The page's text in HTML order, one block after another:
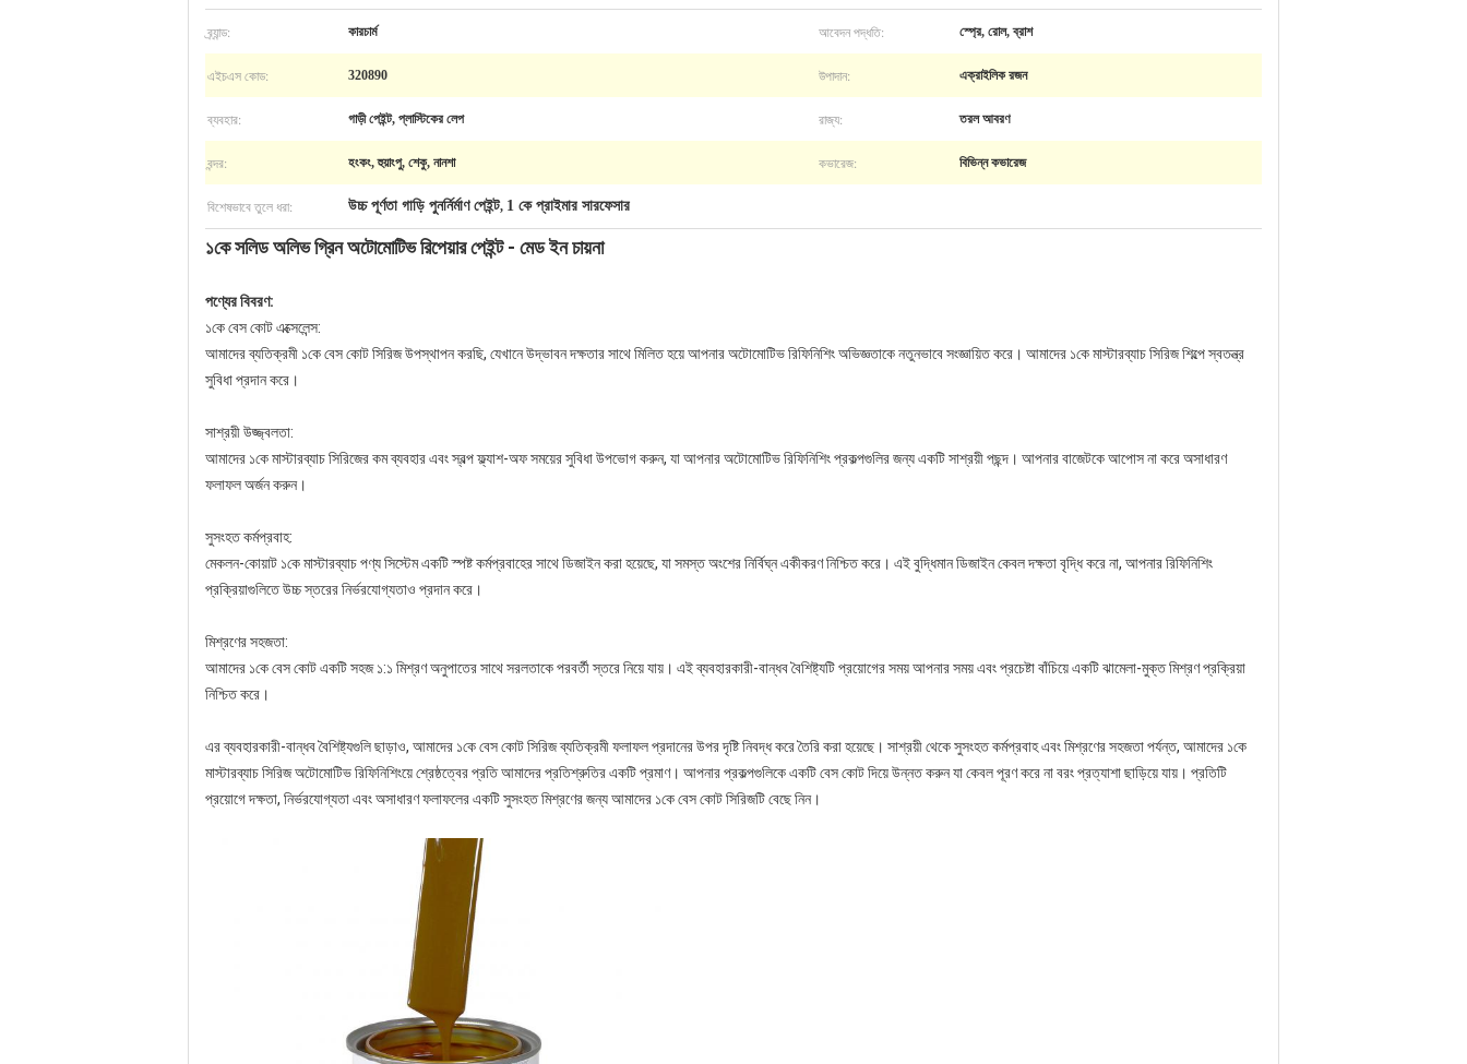
ব্র্যান্ড: কারচার্ম আবেদন পদ্ধতি: স্প্রে, রোল, ব্রাশ
এইচএস কোড: 320890 উপাদান: এক্রাইলিক রজন
ব্যবহার: গাড়ী পেইন্ট, প্লাস্টিকের লেপ রাজ্য: তরল আবরণ
বন্দর: হংকং, হুয়াংপু, শেকু, নানশা কভারেজ: বিভিন্ন কভারেজ
বিশেষভাবে তুলে ধরা: উচ্চ পূর্ণতা গাড়ি পুনর্নির্মাণ পেইন্ট, 1 কে প্রাইমার সারফেসার
১কে সলিড অলিভ গ্রিন অটোমোটিভ রিপেয়ার পেইন্ট - মেড ইন চায়না
পণ্যের বিবরণ:
১কে বেস কোট এক্সেলেন্স:
আমাদের ব্যতিক্রমী ১কে বেস কোট সিরিজ উপস্থাপন করছি, যেখানে উদ্ভাবন দক্ষতার সাথে মিলিত হয়ে আপনার অটোমোটিভ রিফিনিশিং অভিজ্ঞতাকে নতুনভাবে সংজ্ঞায়িত করে। আমাদের ১কে মাস্টারব্যাচ সিরিজ শিল্পে স্বতন্ত্র
সুবিধা প্রদান করে।
সাশ্রয়ী উজ্জ্বলতা:
আমাদের ১কে মাস্টারব্যাচ সিরিজের কম ব্যবহার এবং স্বল্প ফ্ল্যাশ-অফ সময়ের সুবিধা উপভোগ করুন, যা আপনার অটোমোটিভ রিফিনিশিং প্রকল্পগুলির জন্য একটি সাশ্রয়ী পছন্দ। আপনার বাজেটকে আপোস না করে অসাধারণ
ফলাফল অর্জন করুন।
সুসংহত কর্মপ্রবাহ:
মেকলন-কোয়াট ১কে মাস্টারব্যাচ পণ্য সিস্টেম একটি স্পষ্ট কর্মপ্রবাহের সাথে ডিজাইন করা হয়েছে, যা সমস্ত অংশের নির্বিঘ্ন একীকরণ নিশ্চিত করে। এই বুদ্ধিমান ডিজাইন কেবল দক্ষতা বৃদ্ধি করে না, আপনার রিফিনিশিং
প্রক্রিয়াগুলিতে উচ্চ স্তরের নির্ভরযোগ্যতাও প্রদান করে।
মিশ্রণের সহজতা:
আমাদের ১কে বেস কোট একটি সহজ ১:১ মিশ্রণ অনুপাতের সাথে সরলতাকে পরবর্তী স্তরে নিয়ে যায়। এই ব্যবহারকারী-বান্ধব বৈশিষ্ট্যটি প্রয়োগের সময় আপনার সময় এবং প্রচেষ্টা বাঁচিয়ে একটি ঝামেলা-মুক্ত মিশ্রণ প্রক্রিয়া
নিশ্চিত করে।
এর ব্যবহারকারী-বান্ধব বৈশিষ্ট্যগুলি ছাড়াও, আমাদের ১কে বেস কোট সিরিজ ব্যতিক্রমী ফলাফল প্রদানের উপর দৃষ্টি নিবদ্ধ করে তৈরি করা হয়েছে। সাশ্রয়ী থেকে সুসংহত কর্মপ্রবাহ এবং মিশ্রণের সহজতা পর্যন্ত, আমাদের ১কে
মাস্টারব্যাচ সিরিজ অটোমোটিভ রিফিনিশিংয়ে শ্রেষ্ঠত্বের প্রতি আমাদের প্রতিশ্রুতির একটি প্রমাণ। আপনার প্রকল্পগুলিকে একটি বেস কোট দিয়ে উন্নত করুন যা কেবল পূরণ করে না বরং প্রত্যাশা ছাড়িয়ে যায়। প্রতিটি
প্রয়োগে দক্ষতা, নির্ভরযোগ্যতা এবং অসাধারণ ফলাফলের একটি সুসংহত মিশ্রণের জন্য আমাদের ১কে বেস কোট সিরিজটি বেছে নিন।